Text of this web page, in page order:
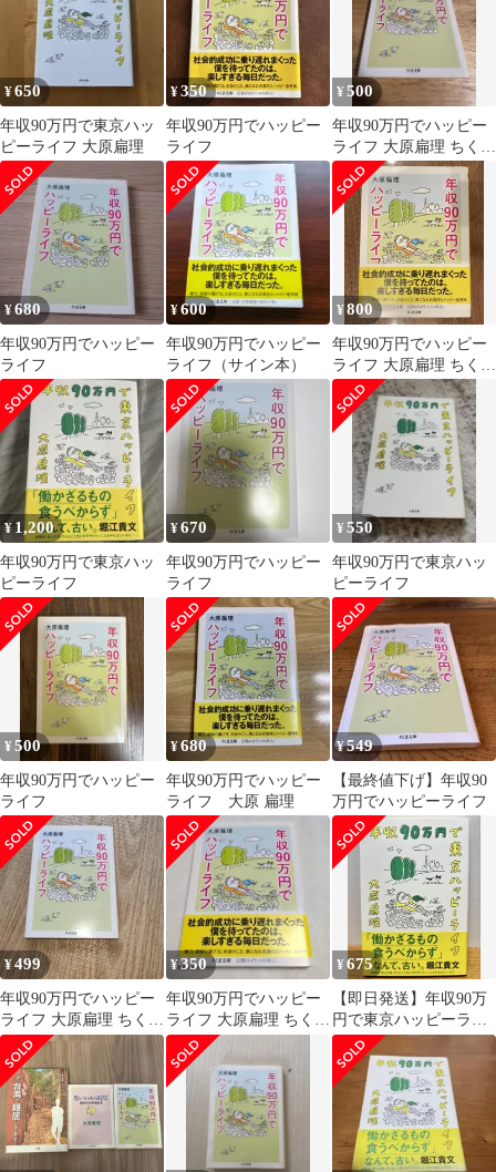
¥650
年収90万円で東京ハッ
ピーライフ 大原扁理
¥350
年収90万円でハッピー
ライフ
¥500
年収90万円でハッピー
ライフ 大原扁理 ちくま
文庫
¥680
年収90万円でハッピー
ライフ
¥600
年収90万円でハッピー
ライフ（サイン本）
¥800
年収90万円でハッピー
ライフ 大原扁理 ちくま
文庫
¥1,200
年収90万円で東京ハッ
ピーライフ
¥670
年収90万円でハッピー
ライフ
¥550
年収90万円で東京ハッ
ピーライフ
¥500
年収90万円でハッピー
ライフ
¥680
年収90万円でハッピー
ライフ 大原 扁理
¥549
【最終値下げ】年収90
万円でハッピーライフ
¥499
年収90万円でハッピー
ライフ 大原扁理 ちくま
文庫
¥350
年収90万円でハッピー
ライフ 大原扁理 ちくま
文庫
¥675
【即日発送】年収90万
円で東京ハッピーライ
フ【書込無し】